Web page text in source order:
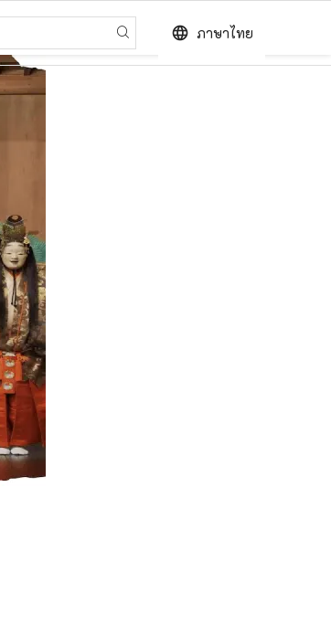
language ภาษาไทย